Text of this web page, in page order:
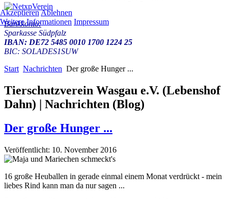
Bankkonto:
Sparkasse Südpfalz
IBAN: DE72 5485 0010 1700 1224 25
BIC: SOLADES1SUW
Start Nachrichten Der große Hunger ...
Tierschutzverein Wasgau e.V. (Lebenshof
Dahn) | Nachrichten (Blog)
Der große Hunger ...
Veröffentlicht: 10. November 2016
16 große Heuballen in gerade einmal einem Monat verdrückt - mein
liebes Rind kann man da nur sagen ...
AkzeptierenAblehnen
Weitere Informationen Impressum